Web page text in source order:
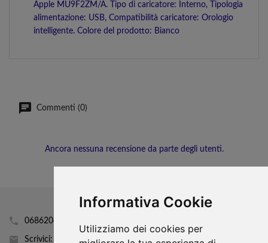
Informativa Cookie
Utilizziamo dei cookies per
Apple MU9F2ZM/A. Tipo di caricatore: Interno, Tipologia
alimentazione: USB, Compatibilità caricatore: Orologio
intelligente. Colore del prodotto: Bianco
Commenti (0)
Ancora nessuna recensione da parte degli utenti.
0686204160
Scrivici: info@mobhi.it